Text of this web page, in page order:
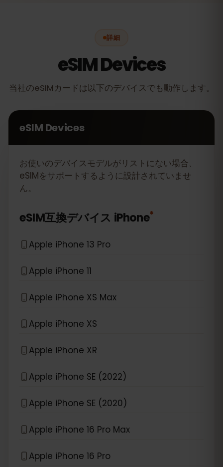
詳細
eSIM Devices
当社のeSIMカードは以下のデバイスでも動作します。
eSIM Devices
お使いのデバイスモデルがリストにない場合、
eSIMをサポートするように設計されていませ
ん。
eSIM互換デバイス iPhone*
Apple iPhone 13 Pro
Apple iPhone 11
Apple iPhone XS Max
Apple iPhone XS
Apple iPhone XR
Apple iPhone SE (2022)
Apple iPhone SE (2020)
Apple iPhone 16 Pro Max
Apple iPhone 16 Pro